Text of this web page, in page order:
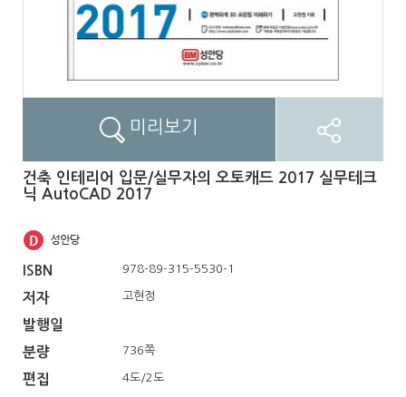
미리보기
건축 인테리어 입문/실무자의 오토캐드 2017 실무테크
닉 AutoCAD 2017
ISBN 978-89-315-5530-1
저자 고현정
발행일
분량
736쪽
편집 4도/2도